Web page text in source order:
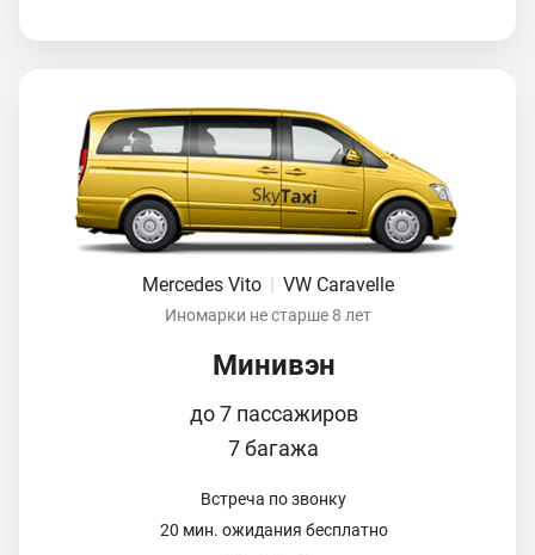
Mercedes Vito VW Caravelle
Иномарки не старше 8 лет
Минивэн
до 7 пассажиров
7 багажа
Встреча по звонку
20 мин. ожидания бесплатно